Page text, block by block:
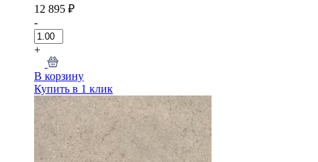
12 895 ₽
-
+
В корзину
Купить в 1 клик